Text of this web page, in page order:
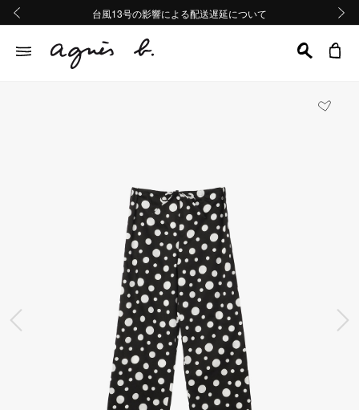
熊本地域地震の影響による配送遅延について
Summer Sale 2buy10%OFF!!
台風13号の影響による配送遅延について
熊本地域地震の影響による配送遅延について
Summer Sale 2buy10%OFF!!
前の画像